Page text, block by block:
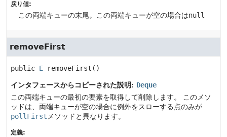
戻り値:
この両端キューの末尾。この両端キューが空の場合はnull
removeFirst
public E removeFirst ()
インタフェースからコピーされた説明: Deque
この両端キューの最初の要素を取得して削除します。
このメソ
ッドは、両端キューが空の場合に例外をスローする点のみが
pollFirst メソッドと異なります。
定義: